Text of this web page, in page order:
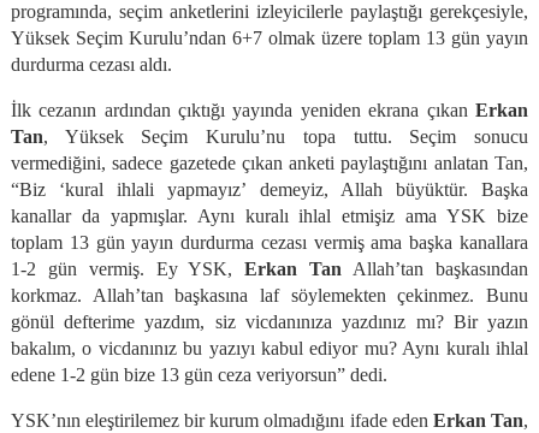
programında, seçim anketlerini izleyicilerle paylaştığı gerekçesiyle,
Yüksek Seçim Kurulu’ndan 6+7 olmak üzere toplam 13 gün yayın
durdurma cezası aldı.
İlk cezanın ardından çıktığı yayında yeniden ekrana çıkanErkan
Tan, Yüksek Seçim Kurulu’nu topa tuttu. Seçim sonucu
vermediğini, sadece gazetede çıkan anketi paylaştığını anlatan Tan,
“Biz ‘kural ihlali yapmayız’ demeyiz, Allah büyüktür. Başka
kanallar da yapmışlar. Aynı kuralı ihlal etmişiz ama YSK bize
toplam 13 gün yayın durdurma cezası vermiş ama başka kanallara
1-2 gün vermiş. Ey YSK,Erkan Tan Allah’tan başkasından
korkmaz. Allah’tan başkasına laf söylemekten çekinmez. Bunu
gönül defterime yazdım, siz vicdanınıza yazdınız mı? Bir yazın
bakalım, o vicdanınız bu yazıyı kabul ediyor mu? Aynı kuralı ihlal
edene 1-2 gün bize 13 gün ceza veriyorsun” dedi.
YSK’nın eleştirilemez bir kurum olmadığını ifade eden Erkan Tan,